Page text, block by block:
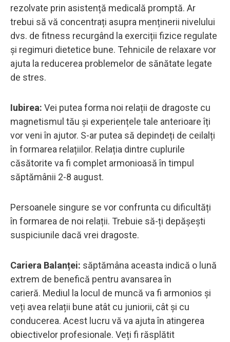
rezolvate prin asistență medicală promptă. Ar
trebui să vă concentrați asupra menținerii nivelului
dvs. de fitness recurgând la exerciții fizice regulate
și regimuri dietetice bune. Tehnicile de relaxare vor
ajuta la reducerea problemelor de sănătate legate
de stres.
Iubirea: Vei putea forma noi relații de dragoste cu
magnetismul tău și experiențele tale anterioare îți
vor veni în ajutor. S-ar putea să depindeți de ceilalți
în formarea relațiilor. Relația dintre cuplurile
căsătorite va fi complet armonioasă în timpul
săptămânii 2-8 august.
Persoanele singure se vor confrunta cu dificultăți
în formarea de noi relații. Trebuie să-ți depășești
suspiciunile dacă vrei dragoste.
Cariera Balanței: săptămâna aceasta indică o lună
extrem de benefică pentru avansarea în
carieră. Mediul la locul de muncă va fi armonios și
veți avea relații bune atât cu juniorii, cât și cu
conducerea. Acest lucru vă va ajuta în atingerea
obiectivelor profesionale. Veți fi răsplătit